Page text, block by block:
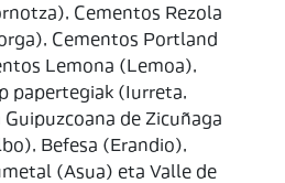
Cementos Rezola
Cementos Portland
Lemona (Lemoa),
papertegiak (Iurreta,
de Zicuñaga
Befesa (Erandio),
(Asua) eta Valle de